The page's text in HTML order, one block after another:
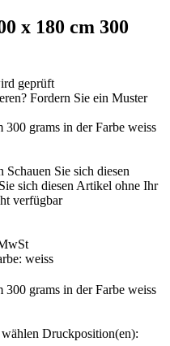
x 180 cm 300
geprüft
Fordern Sie ein Muster
Schauen Sie sich diesen
sich diesen Artikel ohne Ihr
verfügbar
weiss
Druckposition(en):